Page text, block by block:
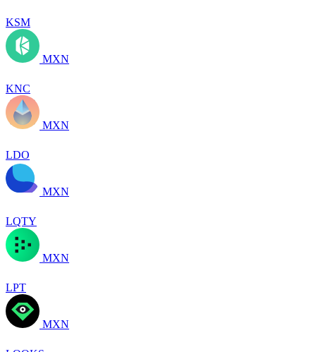
KSM
MXN
KNC
MXN
LDO
MXN
LQTY
MXN
LPT
MXN